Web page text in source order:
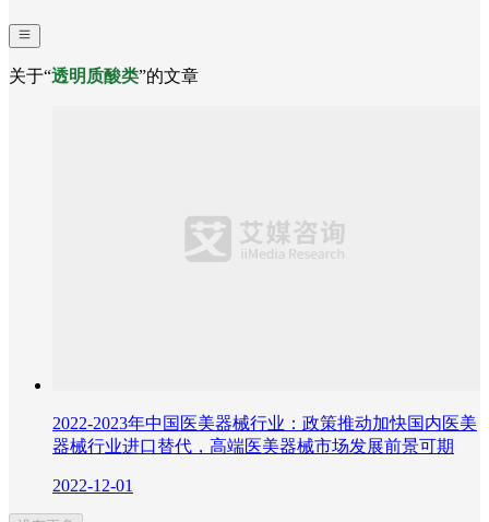
关于“透明质酸类”的文章
2022-2023年中国医美器械行业：政策推动加快国内医美
器械行业进口替代，高端医美器械市场发展前景可期
2022-12-01